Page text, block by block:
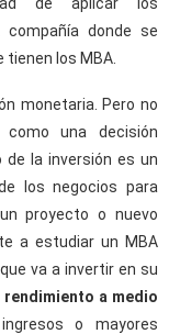
donde se
los MBA.
monetaria. Pero no
una decisión
de la inversión es un
los negocios para
proyecto o nuevo
a estudiar un MBA
va a invertir en su
a medio
o mayores